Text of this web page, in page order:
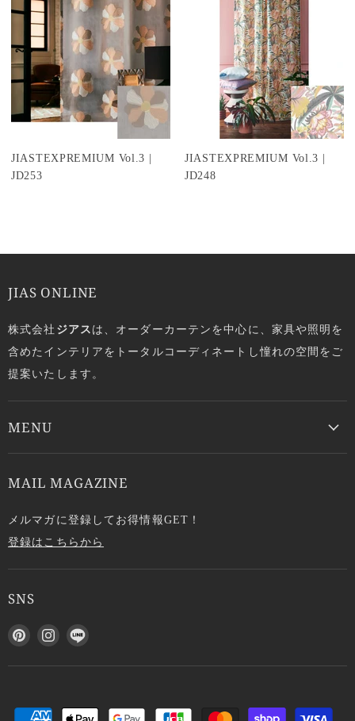
JIASTEXPREMIUM Vol.3 |
JD253
JIASTEXPREMIUM Vol.3 |
JD248
JIAS ONLINE
株式会社 ジアスは、オーダーカーテンを中心に、家具や照明を
含めたインテリアをトータルコーディネートし憧れの空間をご
提案いたします。
MENU
MAIL MAGAZINE
メルマガに登録してお得情報GET！
登録はこちらから
SNS
P
n
I
s
L
N